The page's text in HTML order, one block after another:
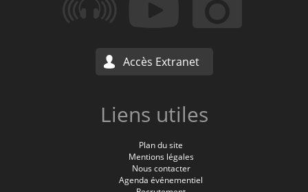
Accès Extranet
Liens utiles
Plan du site
Mentions légales
Nous contacter
Agenda événementiel